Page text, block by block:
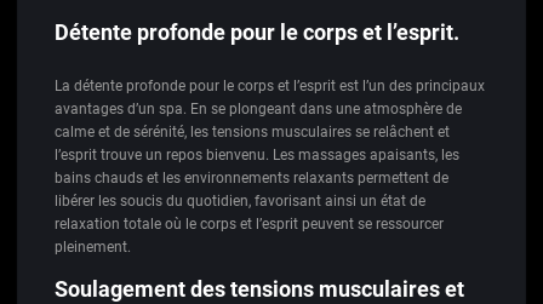
Détente profonde pour le corps et l’esprit.
La détente profonde pour le corps et l’esprit est l’un des principaux
avantages d’un spa. En se plongeant dans une atmosphère de
calme et de sérénité, les tensions musculaires se relâchent et
l’esprit trouve un repos bienvenu. Les massages apaisants, les
bains chauds et les environnements relaxants permettent de
libérer les soucis du quotidien, favorisant ainsi un état de
relaxation totale où le corps et l’esprit peuvent se ressourcer
pleinement.
Soulagement des tensions musculaires et